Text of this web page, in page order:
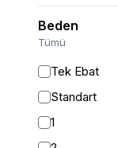
Relaxed
Straight
Beden
Tümü
Tek Ebat
Standart
1